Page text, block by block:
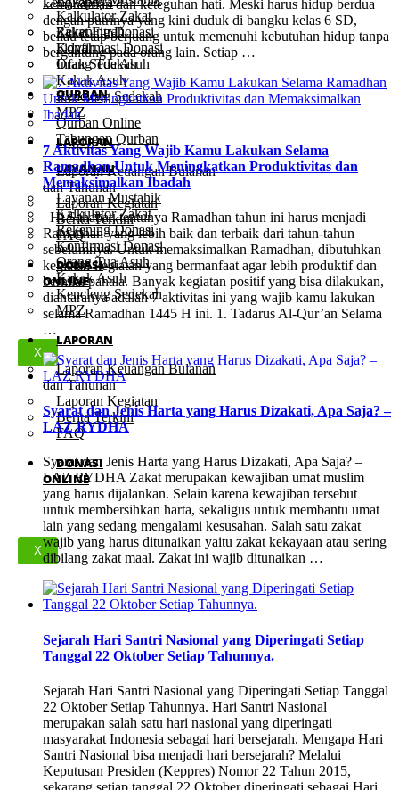
Kalkulator Zakat
Rekening Donasi
Konfirmasi Donasi
Orang Tua Asuh
Kakak Asuh
Kencleng Sedekah
MPZ
LAPORAN
Laporan Keuangan Bulanan
dan Tahunan
Laporan Kegiatan
Berita Terkini
FAQ
DONASI
ONLINE
X
Zakat Fitrah
Fidyah
Infak Sedekah
QURBAN
Qurban Online
Tabungan Qurban
LAYANAN
Layanan Mustahik
Kalkulator Zakat
Rekening Donasi
Konfirmasi Donasi
Orang Tua Asuh
Kakak Asuh
Kencleng Sedekah
MPZ
LAPORAN
Laporan Keuangan Bulanan
dan Tahunan
Laporan Kegiatan
Berita Terkini
FAQ
DONASI
ONLINE
X
kemandirian dan keteguhan hati. Meski harus hidup berdua
dengan putrinya yang kini duduk di bangku kelas 6 SD,
beliau tetap berjuang untuk memenuhi kebutuhan hidup tanpa
bergantung pada orang lain. Setiap …
7 Aktivitas Yang Wajib Kamu Lakukan Selama
Ramadhan Untuk Meningkatkan Produktivitas dan
Memaksimalkan Ibadah
Hi Sahabat, tentunya Ramadhan tahun ini harus menjadi
Ramadhan yang lebih baik dan terbaik dari tahun-tahun
sebelumnya. Untuk memaksimalkan Ramadhan, dibutuhkan
kegiatan-kegiatan yang bermanfaat agar lebih produktif dan
bernilai pahala. Banyak kegiatan positif yang bisa dilakukan,
diantaranya adalah 7 aktivitas ini yang wajib kamu lakukan
selama Ramadhan 1445 H ini. 1. Tadarus Al-Qur’an Selama
…
Syarat dan Jenis Harta yang Harus Dizakati, Apa Saja? –
LAZ RYDHA
Syarat dan Jenis Harta yang Harus Dizakati, Apa Saja? –
LAZ RYDHA Zakat merupakan kewajiban umat muslim
yang harus dijalankan. Selain karena kewajiban tersebut
untuk membersihkan harta, sekaligus untuk membantu umat
lain yang sedang mengalami kesusahan. Salah satu zakat
wajib yang harus ditunaikan yaitu zakat kekayaan atau sering
dibilang zakat maal. Zakat ini wajib ditunaikan …
Sejarah Hari Santri Nasional yang Diperingati Setiap
Tanggal 22 Oktober Setiap Tahunnya.
Sejarah Hari Santri Nasional yang Diperingati Setiap Tanggal
22 Oktober Setiap Tahunnya. Hari Santri Nasional
merupakan salah satu hari nasional yang diperingati
masyarakat Indonesia sebagai hari bersejarah. Mengapa Hari
Santri Nasional bisa menjadi hari bersejarah? Melalui
Keputusan Presiden (Keppres) Nomor 22 Tahun 2015,
sekarang setiap tanggal 22 Oktober diperingati sebagai Hari